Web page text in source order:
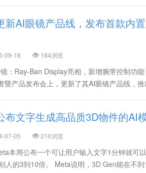
新AI眼镜产品线，发布首款内
09-18 184浏览
：Ray-Ban Display亮相，新增腕带控制功
暨产品发布会上，更新了其AI眼镜产品线，
布文字生成高品质3D物件的AI
07-05 210浏览
本周公布一个可让用户输入文字1分钟就可
人的3到10倍。 Meta说明，3D Gen能在不